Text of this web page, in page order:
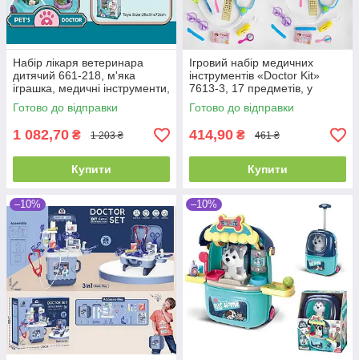
Набір лікаря ветеринара
дитячий 661-218, м'яка
іграшка, медичні інструменти,
стійка
Готово до відправки
1 082,70 ₴ 1 203 ₴
Купити
Ігровий набір медичних
інструментів «Doctor Kit»
7613-3, 17 предметів, у
валізі, 2 кольори
Готово до відправки
414,90 ₴ 461 ₴
Купити
–10% –10%